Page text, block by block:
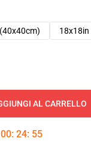
AL CARRELLO
00: 24: 54